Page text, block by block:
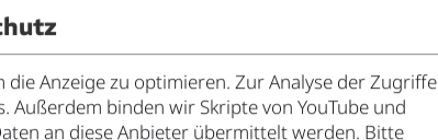
lassen sich realisieren und welche Rolle
Anzeige zu optimieren. Zur Analyse der Zugriffe
Außerdem binden wir Skripte von YouTube und
an diese Anbieter übermittelt werden. Bitte